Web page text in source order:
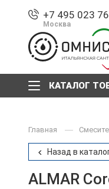
+7 495 023
Москва
КАТАЛОГ
Главная
Назад в
ALMAR